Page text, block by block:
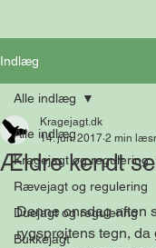
Indlæg
Alle indlæg
Kragejagt og regulering
Rævejagt og regulering
Duejagt og regulering
Bukkejagt
Alle indlæg
Ældre kendt
Kragejagt.dk
14. jun. 2017 2 min
Denne onsdag aften
rygsprøjtens tegn, da